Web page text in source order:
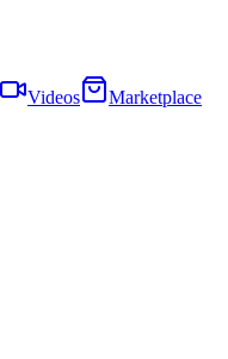
Videos
Marketplace